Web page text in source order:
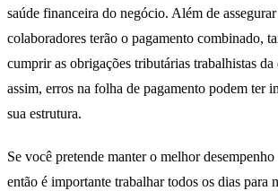
saúde financeira do negócio. Além de
colaboradores terão o pagamento combinado,
cumprir as obrigações tributárias trabalhistas da
assim, erros na folha de pagamento podem ter
sua estrutura.
Se você pretende manter o melhor
então é importante trabalhar todos os dias para